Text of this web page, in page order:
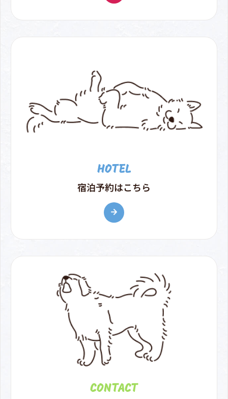
HOTEL
宿泊予約はこちら
CONTACT